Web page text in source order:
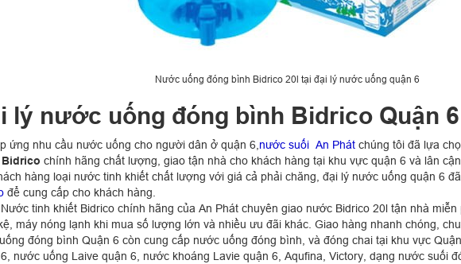
Nước uống đóng bình Bidrico 20l tại đại lý nước uống quận 6
lý nước uống đóng bình Bidrico Quận
ứng nhu cầu nước uống cho người dân ở quận 6, nước suối An Phátchúng tôi đã lựa
chính hãng chất lượng, giao tận nhà cho khách hàng tại khu vực quận 6 và lân
hàng loại nước tinh khiết chất lượng với giá cả phải chăng, đại lý nước uống quận 6
để cung cấp cho khách hàng.
tinh khiết Bidrico chính hãng của An Phát chuyên giao nước Bidrico 20l tận nhà
máy nóng lạnh khi mua số lượng lớn và nhiều ưu đãi khác. Giao hàng nhanh chóng,
đóng bình Quận 6 còn cung cấp nước uống đóng bình, và đóng chai tại khu vực
nước uống Laive quận 6, nước khoáng Lavie quận 6, Aqufina, Victory, dạng nước suối